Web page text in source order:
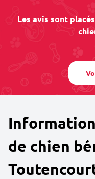
Les avis sont
de chien